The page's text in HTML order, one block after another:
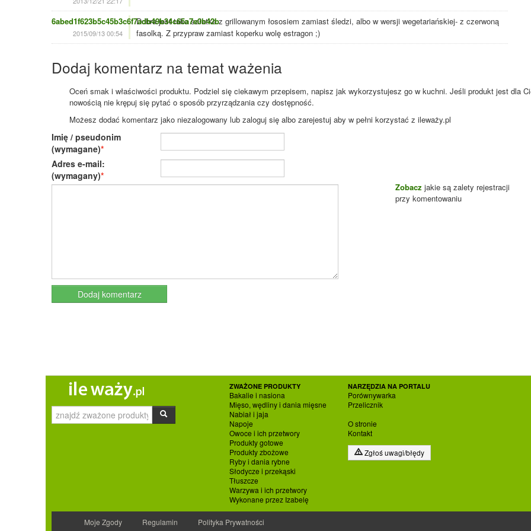
6abed1f623b5c45b3c6f7adb49b34c65a7e0b42b
2015/09/13 00:54
Dobra jest taka sałatka z grillowanym łososiem zamiast śledzi, albo w wersji wegetariańskiej- z czerwoną
fasolką. Z przypraw zamiast koperku wolę estragon ;)
Dodaj komentarz na temat ważenia
Oceń smak i właściwości produktu. Podziel się ciekawym przepisem, napisz jak wykorzystujesz go w kuchni. Jeśli produkt jest dla
nowością nie krępuj się pytać o sposób przyrządzania czy dostępność.
Możesz dodać komentarz jako niezalogowany lub zaloguj się albo zarejestuj aby w pełni korzystać z ileważy.pl
Imię / pseudonim
(wymagane)
Adres e-mail:
(wymagany)
Zobacz jakie są zalety rejestracji
przy komentowaniu
ZWAŻONE PRODUKTY
Bakalie i nasiona
Mięso, wędliny i dania mięsne
Nabiał i jaja
Napoje
Owoce i ich przetwory
Produkty gotowe
Produkty zbożowe
Ryby i dania rybne
Słodycze i przekąski
Tłuszcze
Warzywa i ich przetwory
Wykonane przez Izabelę
NARZĘDZIA NA PORTALU
Porównywarka
Przelicznik
O stronie
Kontakt
Zgłoś uwagi/błędy
Moje Zgody Regulamin Polityka Prywatności